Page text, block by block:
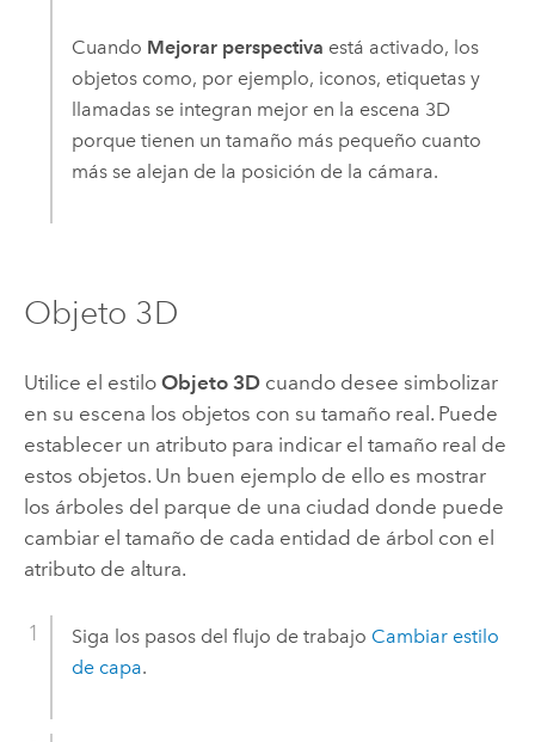
Cuando Mejorar perspectiva está activado, los
objetos como, por ejemplo, iconos, etiquetas y
llamadas se integran mejor en la escena 3D
porque tienen un tamaño más pequeño cuanto
más se alejan de la posición de la cámara.
Objeto 3D
Utilice el estilo Objeto 3Dcuando desee simbolizar
en su escena los objetos con su tamaño real. Puede
establecer un atributo para indicar el tamaño real de
estos objetos. Un buen ejemplo de ello es mostrar
los árboles del parque de una ciudad donde puede
cambiar el tamaño de cada entidad de árbol con el
atributo de altura.
Siga los pasos del flujo de trabajo Cambiar estilo
de capa.